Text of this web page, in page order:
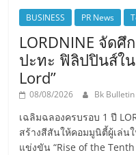
BUSINESS PR News
LORDNINE จัดศึ
ปะทะ ฟิลิปปินส์ใน
Lord”
08/08/2026 Bk Bulletin
เฉลิมฉลองครบรอบ 1 ปี
สร้างสีสันให้คอมมูนิตี้ผู้เล่น
แข่งขัน “Rise of the